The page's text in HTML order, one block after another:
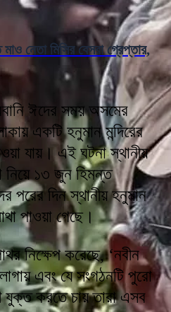
নেতা মিসির বেসরা গ্রেপ্তার,
ঈদের সময় অসমের
একটি হনুমান মন্দিরের
যায়। এই ঘটনা স্থানীয়
নিয়ে ১৩ জুন হিমন্ত
পরের দিন স্থানীয় হনুমান
পাওয়া গেছে।
নিক্ষেপ করেছে, ‘নবীন
এবং যে সংগঠনটি পুরো
যুক্ত করতে চায় তারা এসব